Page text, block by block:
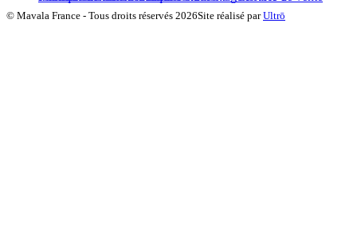
© Mavala France - Tous droits réservés 2026Site réalisé par Ultrō